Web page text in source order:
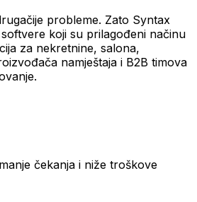
probleme. Zato Syntax
koji su prilagođeni načinu
za nekretnine, salona,
namještaja i B2B timova
čekanja i niže troškove